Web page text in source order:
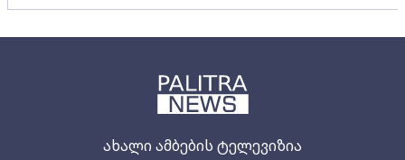
ახალი ამბების ტელევიზია